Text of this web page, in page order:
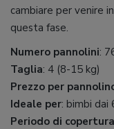
cambiare per venire
questa fase.
Numero pannolini:
Taglia: 4 (8-15 kg)
Prezzo per
Ideale per: bimbi dai
Periodo di copertura